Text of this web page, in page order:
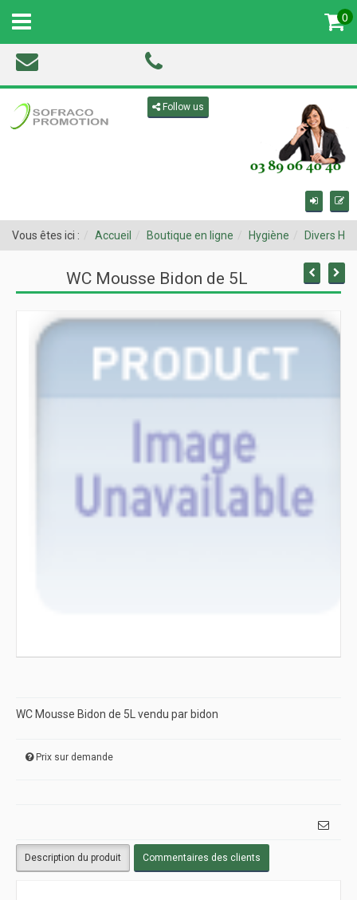
Follow us
0
MENU
Vous êtes ici : Accueil Boutique en ligne Hygiène Divers
WC Mousse Bidon de 5L
WC Mousse Bidon de 5L vendu par bidon
Prix sur demande
Description du produit Commentaires des clients